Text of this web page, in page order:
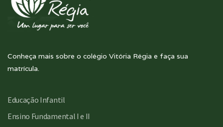
Conheça mais sobre o colégio Vitória Régia e faça sua
matrícula.
Educação Infantil
Ensino Fundamental I e II